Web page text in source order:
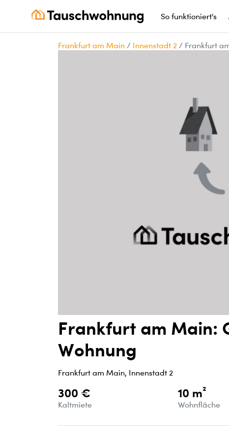
So funktioniert's
Frankfurt am Main / Innenstadt 2 / Frankfurt
Frankfurt am Main:
Wohnung
Frankfurt am Main, Innenstadt 2
300 €
Kaltmiete
10 m²
Wohnfläche